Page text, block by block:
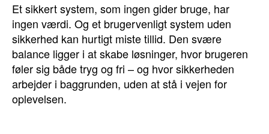
Et sikkert system, som ingen gider bruge, har
ingen værdi. Og et brugervenligt system uden
sikkerhed kan hurtigt miste tillid. Den svære
balance ligger i at skabe løsninger, hvor brugeren
føler sig både tryg og fri – og hvor sikkerheden
arbejder i baggrunden, uden at stå i vejen for
oplevelsen.